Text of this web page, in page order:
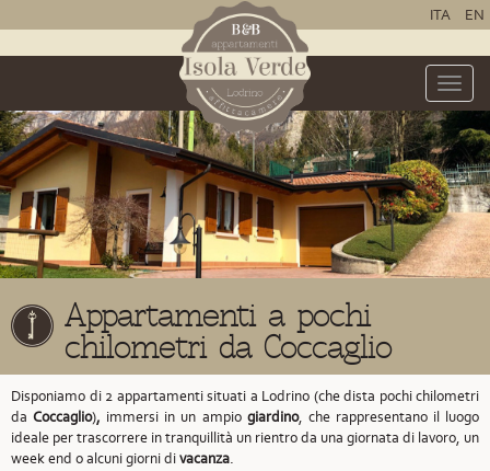
ITA EN
Toggle
Appartamenti a pochi
chilometri da Coccaglio
Disponiamo di 2 appartamenti situati a Lodrino (che dista pochi chilometri
da Coccaglio), immersi in un ampio giardino, che rappresentano il luogo
ideale per trascorrere in tranquillità un rientro da una giornata di lavoro, un
week end o alcuni giorni divacanza.